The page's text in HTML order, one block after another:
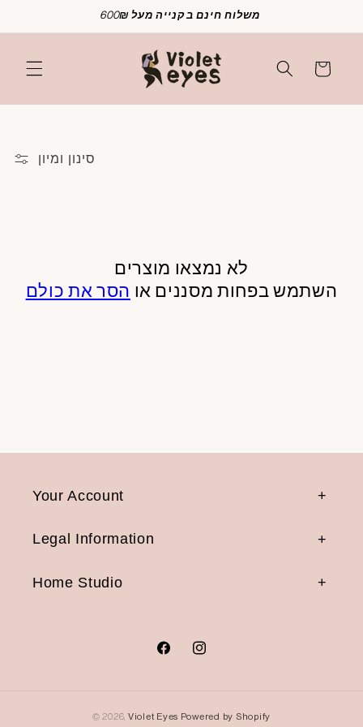
משלוח חינם בקנייה מעל 600₪
עֲגָלָה
סינון ומיון
לא נמצאו מוצרים
השתמש בפחות מסננים או הסר את כולם
Your Account
Legal Information
Home Studio
פייסבוקאינסטגרם
© 2026, Violet Eyes Powered by Shopify